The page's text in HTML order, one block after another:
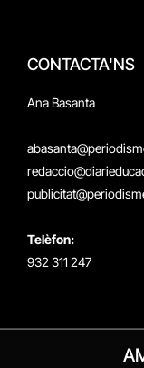
CONTACTA'NS
Ana Basanta
Telèfon:
932 311 247